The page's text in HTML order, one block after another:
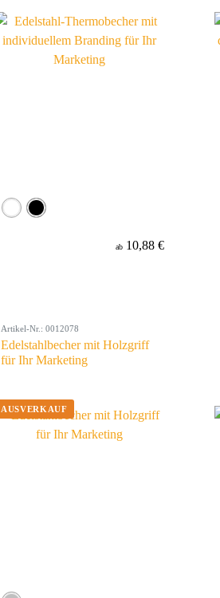
ab 10,88 €
Artikel-Nr.: 0012078
Edelstahlbecher mit Holzgriff
für Ihr Marketing